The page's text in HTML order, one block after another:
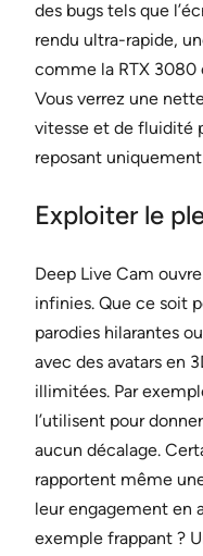
des bugs tels que
rendu ultra-rapide,
comme la RTX
Vous verrez une
vitesse et de fluidité
reposant uniquement
Exploiter le
Deep Live Cam
infinies. Que ce soit
parodies hilarantes
avec des avatars en
illimitées. Par
l’utilisent pour
aucun décalage.
rapportent même
leur engagement en
exemple frappant ?